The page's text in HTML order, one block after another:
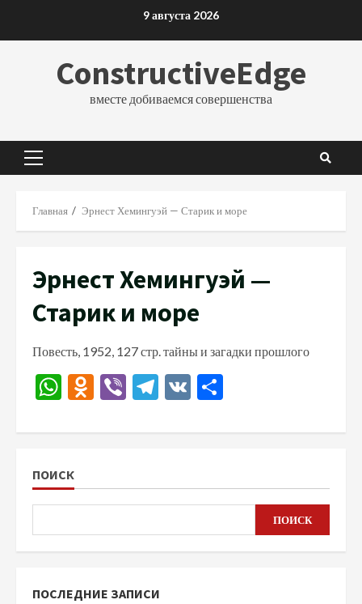
9 августа 2026
ConstructiveEdge
вместе добиваемся совершенства
Основное
Главная Эрнест Хемингуэй — Старик и море
Эрнест Хемингуэй —
Старик и море
Повесть, 1952, 127 стр. тайны и загадки прошлого
WhatsApp
Odnoklassniki
ViberTelegram
VK
ПОИСК
ПОИСК
ПОСЛЕДНИЕ ЗАПИСИ